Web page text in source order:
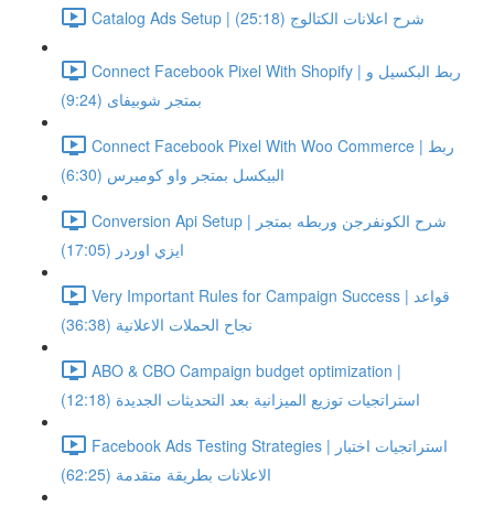
Catalog Ads Setup | شرح اعلانات الكتالوج (25:18)
Connect Facebook Pixel With Shopify | ربط البكسيل و
بمتجر شوبيفاى (9:24)
Connect Facebook Pixel With Woo Commerce | ربط
البيكسل بمتجر واو كوميرس (6:30)
Conversion Api Setup | شرح الكونفرجن وربطه بمتجر
ايزي اوردر (17:05)
Very Important Rules for Campaign Success | قواعد
نجاح الحملات الاعلانية (36:38)
ABO & CBO Campaign budget optimization |
استراتجيات توزيع الميزانية بعد التحديثات الجديدة (12:18)
Facebook Ads Testing Strategies | استراتجيات اختبار
الاعلانات بطريقة متقدمة (62:25)